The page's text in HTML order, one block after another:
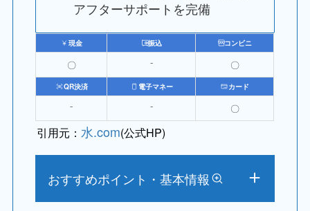
アフターサポートを完備
現金 振込 コンビニ
〇 ⁻ 〇
QR決済 電子マネー カード
⁻ ⁻ 〇
引用元：水.com(公式HP)
おすすめポイント・基本情報